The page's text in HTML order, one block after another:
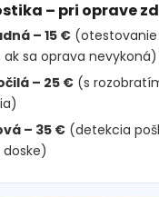
– pri oprave
– 15 €
sa oprava nevykoná)
– 25 € (s
– 35 € (detekcia